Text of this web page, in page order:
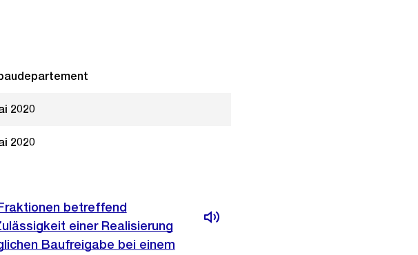
2020
2020
betreffend
einer Realisierung
Baufreigabe bei einem